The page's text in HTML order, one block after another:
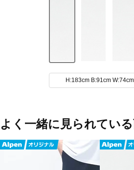
H:183cm B:91cm
よく一緒に見られてい